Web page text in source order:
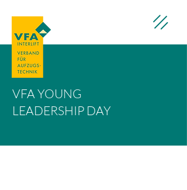
VFA YOUNG
LEADERSHIP DAY